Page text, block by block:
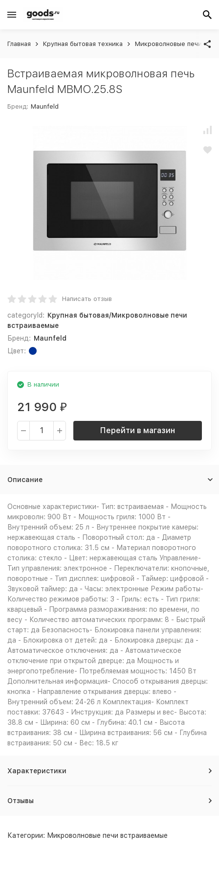
Главная Крупная бытовая техника Микроволновые печи
Встраиваемая микроволновая печь
Maunfeld MBMO.25.8S
Бренд: Maunfeld
Написать отзыв
categoryId: Крупная бытовая/Микроволновые печи
встраиваемые
Бренд: Maunfeld
Цвет:
В наличии
21 990 ₽
Перейти в магазин
Описание
Основные характеристики- Тип: встраиваемая - Мощность
микроволн: 900 Вт - Мощность гриля: 1000 Вт -
Внутренний объем: 25 л - Внутреннее покрытие камеры:
нержавеющая сталь - Поворотный стол: да - Диаметр
поворотного столика: 31.5 см - Материал поворотного
столика: стекло - Цвет: нержавеющая сталь Управление-
Тип управления: электронное - Переключатели: кнопочные,
поворотные - Тип дисплея: цифровой - Таймер: цифровой -
Звуковой таймер: да - Часы: электронные Режим работы-
Количество режимов работы: 3 - Гриль: есть - Тип гриля:
кварцевый - Программа размораживания: по времени, по
весу - Количество автоматических программ: 8 - Быстрый
старт: да Безопасность- Блокировка панели управления:
да - Блокировка от детей: да - Блокировка дверцы: да -
Автоматическое отключения: да - Автоматическое
отключение при открытой дверце: да Мощность и
энергопотребление- Потребляемая мощность: 1450 Вт
Дополнительная информация- Способ открывания дверцы:
кнопка - Направление открывания дверцы: влево -
Внутренний объем: 24-26 л Комплектация- Комплект
поставки: 37643 - Инструкция: да Размеры и вес- Высота:
38.8 см - Ширина: 60 см - Глубина: 40.1 см - Высота
встраивания: 38 см - Ширина встраивания: 56 см - Глубина
встраивания: 50 см - Вес: 18.5 кг
Характеристики
Отзывы
Категории: Микроволновые печи встраиваемые